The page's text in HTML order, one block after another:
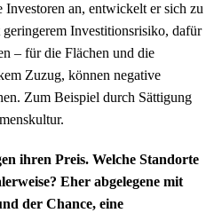
an, entwickelt er sich zu
Investitionsrisiko, dafür
– für die Flächen und die
Zuzug, können negative
Zum Beispiel durch Sättigung
ihren Preis. Welche Standorte
Eher abgelegene mit
der Chance, eine